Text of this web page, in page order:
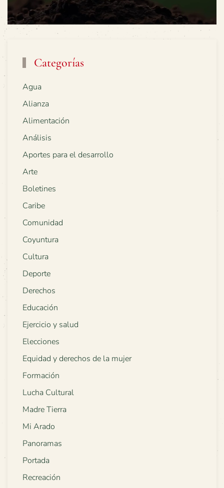
Categorías
Agua
Alianza
Alimentación
Análisis
Aportes para el desarrollo
Arte
Boletines
Caribe
Comunidad
Coyuntura
Cultura
Deporte
Derechos
Educación
Ejercicio y salud
Elecciones
Equidad y derechos de la mujer
Formación
Lucha Cultural
Madre Tierra
Mi Arado
Panoramas
Portada
Recreación